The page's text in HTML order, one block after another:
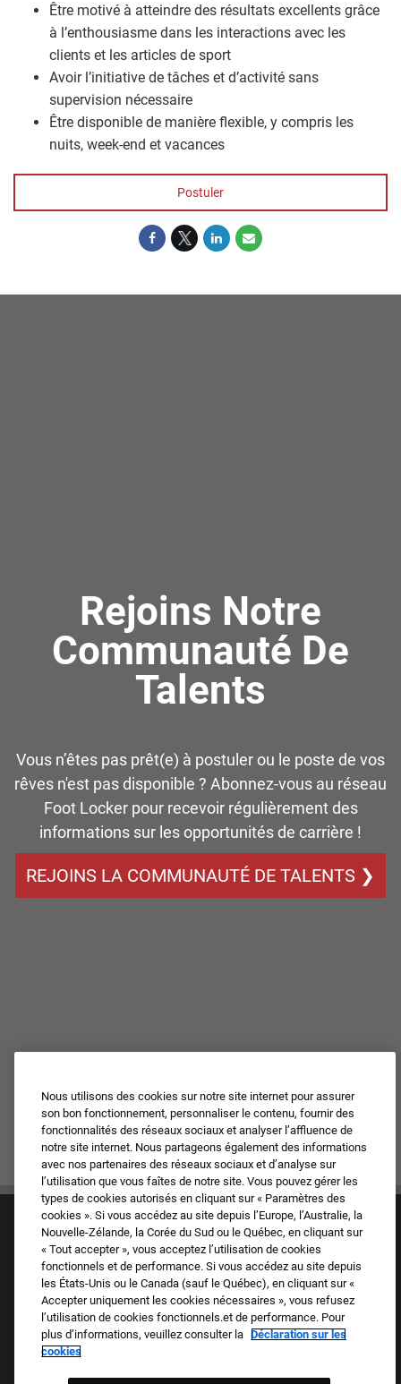
Être motivé à atteindre des résultats excellents grâce
à l’enthousiasme dans les interactions avec les
clients et les articles de sport
Avoir l’initiative de tâches et d’activité sans
supervision nécessaire
Être disponible de manière flexible, y compris les
nuits, week-end et vacances
Postuler
Rejoins Notre
Communauté De
Talents
Vous n’êtes pas prêt(e) à postuler ou le poste de vos
rêves n'est pas disponible ? Abonnez-vous au réseau
Foot Locker pour recevoir régulièrement des
informations sur les opportunités de carrière !
REJOINS LA COMMUNAUTÉ DE TALENTS ❯
Culture et valeurs
Nos marques
FAQ
Nous utilisons des cookies sur notre site internet pour assurer
son bon fonctionnement, personnaliser le contenu, fournir des
fonctionnalités des réseaux sociaux et analyser l’affluence de
notre site internet. Nous partageons également des informations
avec nos partenaires des réseaux sociaux et d’analyse sur
l’utilisation que vous faîtes de notre site. Vous pouvez gérer les
types de cookies autorisés en cliquant sur « Paramètres des
cookies ». Si vous accédez au site depuis l’Europe, l’Australie, la
Nouvelle-Zélande, la Corée du Sud ou le Québec, en cliquant sur
« Tout accepter », vous acceptez l’utilisation de cookies
fonctionnels et de performance. Si vous accédez au site depuis
les États-Unis ou le Canada (sauf le Québec), en cliquant sur «
Accepter uniquement les cookies nécessaires », vous refusez
l’utilisation de cookies fonctionnels.et de performance. Pour
plus d’informations, veuillez consulter la Déclaration sur les
cookies